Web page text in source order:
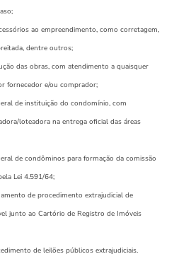
ao empreendimento, como corretagem,
dentre outros;
das obras, com atendimento a quaisquer
fornecedor e/ou comprador;
de instituição do condomínio, com
loteadora na entrega oficial das áreas
de condôminos para formação da comissão
Lei 4.591/64;
de procedimento extrajudicial de
junto ao Cartório de Registro de Imóveis
de leilões públicos extrajudiciais.